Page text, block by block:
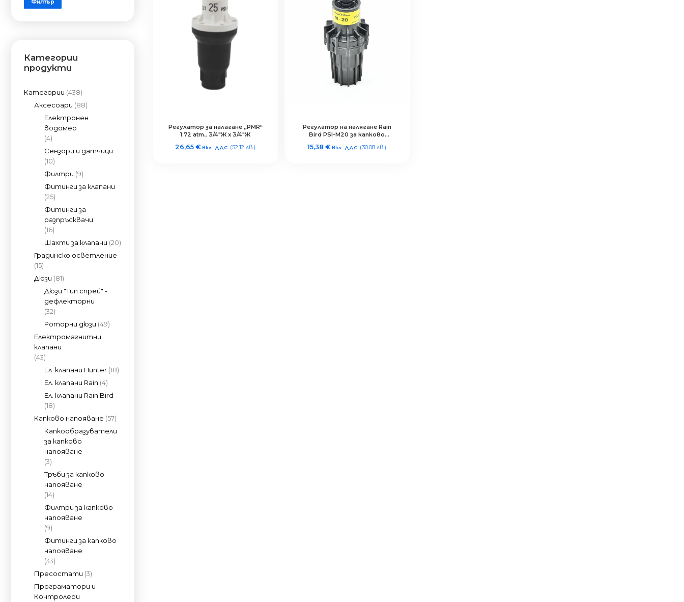
Регулатор за налагане „PMR“
1.72 atm., 3/4″Ж х 3/4″Ж
26,65€ вкл. ДДС (52.12 лв.)
Регулатор на налягане Rain
Bird PSI-M20 за капково
15,38€ вкл. ДДС (30.08 лв.)
Категории
продукти
Категории (438)
Аксесоари (88)
Електронен
водомер
(4)
Сензори и датчици
(10)
Филтри (9)
Фитинги за клапани
(25)
Фитинги за
разпръсквачи
(16)
Шахти за клапани (20)
Градинско осветление
(15)
Дюзи (81)
Дюзи "Тип спрей" -
дефлекторни
(32)
Роторни дюзи (49)
Електромагнитни
клапани
(43)
Ел. клапани Hunter (18)
Ел. клапани Rain (4)
Ел. клапани Rain Bird
(18)
Капково напояване (57)
Капкообразуватели
за капково
напояване
(3)
Тръби за капково
напояване
(14)
Филтри за капково
напояване
(9)
Фитинги за капково
напояване
(33)
Пресостати (3)
Програматори и
Контролери